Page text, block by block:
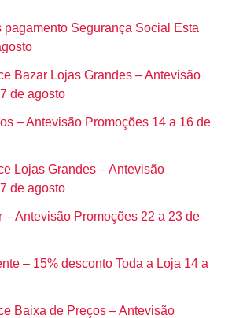
pagamento Segurança Social Esta
Bazar Lojas Grandes – Antevisão
de agosto
– Antevisão Promoções 14 a 16 de
Lojas Grandes – Antevisão
de agosto
– Antevisão Promoções 22 a 23 de
– 15% desconto Toda a Loja 14 a
Baixa de Preços – Antevisão